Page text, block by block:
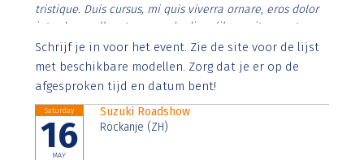
tristique. Duis cursus, mi quis viverra ornare, eros dolor
interdum nulla, ut commodo diam libero vitae erat.
Aenean faucibus nibh et justo cursus id rutrum lorem
imperdiet. Nunc ut sem vitae risus tristique posuere.
Schrijf je in voor het event. Zie de site voor de lijst
met beschikbare modellen. Zorg dat je er op de
afgesproken tijd en datum bent!
Saturday
16
MAY
Suzuki Roadshow
Rockanje (ZH)